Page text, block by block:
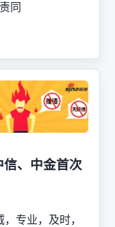
同
、中金首次
专业，及时，